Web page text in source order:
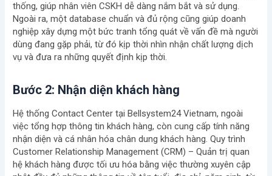
thống, giúp nhân viên CSKH dễ dàng nắm bắt và sử dụng.
Ngoài ra, một database chuẩn và đủ rộng cũng giúp doanh
nghiệp xây dựng một bức tranh tổng quát về vấn đề mà người
dùng đang gặp phải, từ đó kịp thời nhìn nhận chất lượng dịch
vụ và đưa ra những quyết định kịp thời.
Bước 2: Nhận diện khách hàng
Hệ thống Contact Center tại Bellsystem24 Vietnam, ngoài
việc tổng hợp thông tin khách hàng, còn cung cấp tính năng
nhận diện và cá nhân hóa chân dung khách hàng. Quy trình
Customer Relationship Management (CRM) – Quản trị quan
hệ khách hàng được tối ưu hóa bằng việc thường xuyên cập